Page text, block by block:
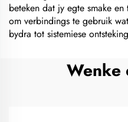
beteken dat jy egte smake
om verbindings te gebruik
bydra tot sistemiese
Wenke